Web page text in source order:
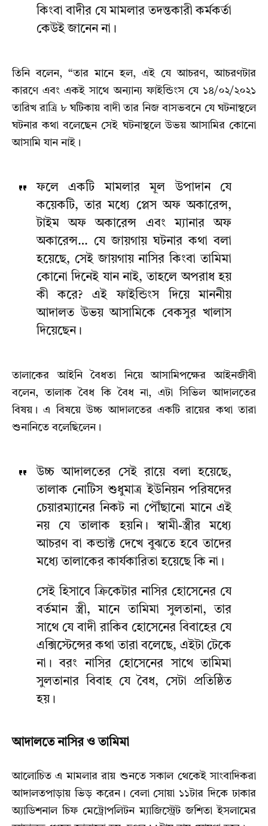
কিংবা বাদীর যে মামলার তদন্তকারী কর্মকর্তা
কেউই জানেন না।
তিনি বলেন, “তার মানে হল, এই যে আচরণ, আচরণটার
কারণে এবং একই সাথে অন্যান্য ফাইন্ডিংস যে ১৪/০২/২০২১
তারিখ রাত্রি ৮ ঘটিকায় বাদী তার নিজ বাসভবনে যে ঘটনাস্থলে
ঘটনার কথা বলেছেন সেই ঘটনাস্থলে উভয় আসামির কোনো
আসামি যান নাই।
ফলে একটি মামলার মূল উপাদান যে
কয়েকটি, তার মধ্যে প্লেস অফ অকারেন্স,
টাইম অফ অকারেন্স এবং ম্যানার অফ
অকারেন্স… যে জায়গায় ঘটনার কথা বলা
হয়েছে, সেই জায়গায় নাসির কিংবা তামিমা
কোনো দিনেই যান নাই, তাহলে অপরাধ হয়
কী করে? এই ফাইন্ডিংস দিয়ে মাননীয়
আদালত উভয় আসামিকে বেকসুর খালাস
দিয়েছেন।
তালাকের আইনি বৈধতা নিয়ে আসামিপক্ষের আইনজীবী
বলেন, তালাক বৈধ কি বৈধ না, এটা সিভিল আদালতের
বিষয়। এ বিষয়ে উচ্চ আদালতের একটি রায়ের কথা তারা
শুনানিতে বলেছিলেন।
উচ্চ আদালতের সেই রায়ে বলা হয়েছে,
তালাক নোটিস শুধুমাত্র ইউনিয়ন পরিষদের
চেয়ারম্যানের নিকট না পৌঁছানো মানে এই
নয় যে তালাক হয়নি। স্বামী-স্ত্রীর মধ্যে
আচরণ বা কন্ডাক্ট দেখে বুঝতে হবে তাদের
মধ্যে তালাকের কার্যকারিতা হয়েছে কি না।
সেই হিসাবে ক্রিকেটার নাসির হোসেনের যে
বর্তমান স্ত্রী, মানে তামিমা সুলতানা, তার
সাথে যে বাদী রাকিব হোসেনের বিবাহের যে
এক্সিস্টেন্সের কথা তারা বলেছে, এইটা টেকে
না। বরং নাসির হোসেনের সাথে তামিমা
সুলতানার বিবাহ যে বৈধ, সেটা প্রতিষ্ঠিত
হয়।
আদালতে নাসির ও তামিমা
আলোচিত এ মামলার রায় শুনতে সকাল থেকেই সাংবাদিকরা
আদালতপাড়ায় ভিড় করেন। বেলা সোয়া ১১টার দিকে ঢাকার
অ্যাডিশনাল চিফ মেট্রোপলিটন ম্যাজিস্ট্রেট জশিতা ইসলামের